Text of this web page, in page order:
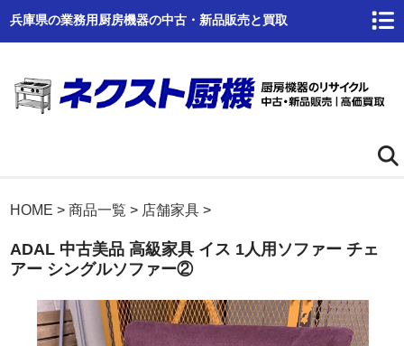
兵庫県の業務用厨房機器の中古・新品販売と買取
ホーム
ネクスト厨機とは
高価買取
HOME >商品一覧 > 店舗家具 >
ADAL 中古美品 高級家具 イス 1人用ソファー チェ
アー シングルソファー②